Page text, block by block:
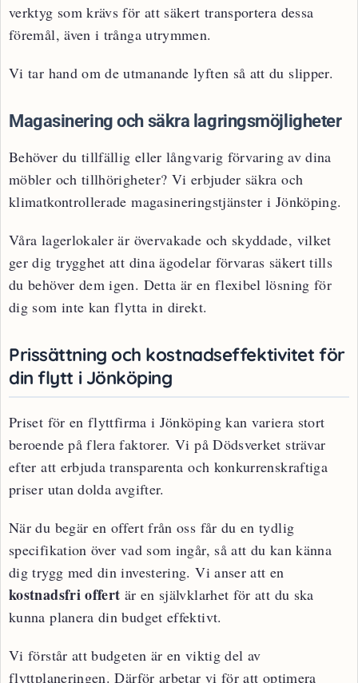
verktyg som krävs för att säkert transportera dessa
föremål, även i trånga utrymmen.
Vi tar hand om de utmanande lyften så att du slipper.
Magasinering och säkra lagringsmöjligheter
Behöver du tillfällig eller långvarig förvaring av dina
möbler och tillhörigheter? Vi erbjuder säkra och
klimatkontrollerade magasineringstjänster i Jönköping.
Våra lagerlokaler är övervakade och skyddade, vilket
ger dig trygghet att dina ägodelar förvaras säkert tills
du behöver dem igen. Detta är en flexibel lösning för
dig som inte kan flytta in direkt.
Prissättning och kostnadseffektivitet för
din flytt i Jönköping
Priset för en flyttfirma i Jönköping kan variera stort
beroende på flera faktorer. Vi på Dödsverket strävar
efter att erbjuda transparenta och konkurrenskraftiga
priser utan dolda avgifter.
När du begär en offert från oss får du en tydlig
specifikation över vad som ingår, så att du kan känna
dig trygg med din investering. Vi anser att en
kostnadsfri offert är en självklarhet för att du ska
kunna planera din budget effektivt.
Vi förstår att budgeten är en viktig del av
flyttplaneringen. Därför arbetar vi för att optimera